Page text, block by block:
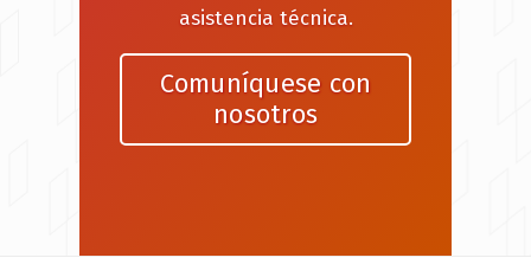
asistencia técnica.
Comuníquese con
nosotros